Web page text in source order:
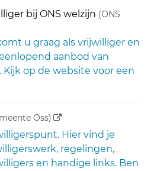
bij ONS welzijn (ONS
u graag als vrijwilliger en
aanbod van
op de website voor een
Oss) (externe link)
Hier vind je
regelingen,
en handige links. Ben